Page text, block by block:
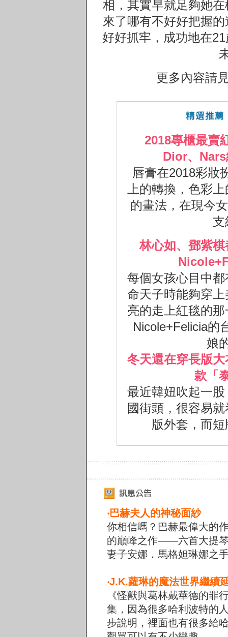
相，其實早就足夠她
來了哪有不好好把握
好好抓牢，成功地在
更多內容請
2018專櫃最賣
Dior、
唇膏在2018彩妝
上的轉換，色彩
的畫法，在現今
支
林心如、鄧紫
每個女孩心目中
命天子時能夠穿
亮的走上紅毯的
Nicole+Felicia的
娘
冬天還在穿長版
款「
最近韓妞吹起一
國街頭，很容易
版外套，而
‧巴赫夫人的神秘面紗
你相信嗎？巴赫最偉大的
的巔峰之作——六首大提
妻子安娜．馬格妲琳娜之
‧J.K.蘿琳的魔法世界繼續
《怪獸與葛林戴華德的罪
集，因為很多哈利波特的
步說明，裡面也有很多給